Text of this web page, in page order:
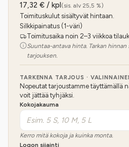
17,32 € / kpl(sis. alv 25,5 %)
Toimituskulut sisältyvät hintaan.
Silkkipainatus (1-väri)
Toimitusaika noin 2–3 viikkoa
Suuntaa-antava hinta. Tarkan
tarjouksen.
TARKENNA TARJOUS ·
Nopeutat tarjoustamme täyttämällä
voit jättää tyhjäksi.
Kokojakauma
Kerro mitä kokoja ja kuinka monta.
Logon sijainti